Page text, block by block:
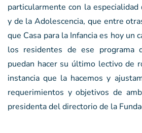
particularmente con la
y de la Adolescencia, que entre
que Casa para la Infancia es hoy un
los residentes de ese programa
puedan hacer su último lectivo de
instancia que la hacemos y
requerimientos y objetivos de
presidenta del directorio de la